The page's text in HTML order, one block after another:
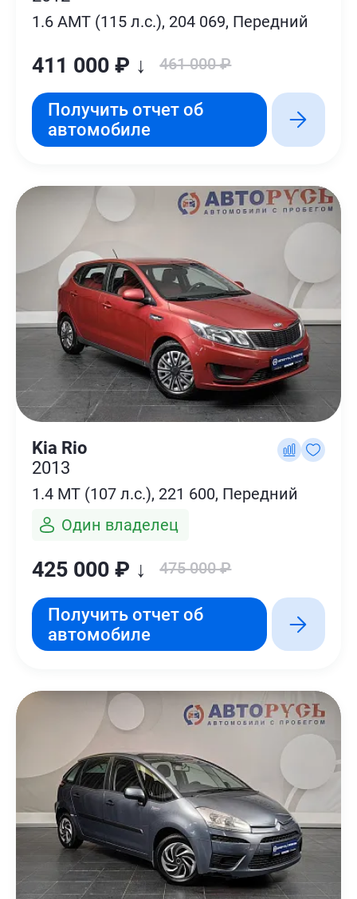
1.6 AMT (115 л.с.), 204 069, Передний
411 000 ₽ ↓ 461 000 ₽
Получить отчет об
автомобиле
Kia Rio
2013
1.4 MT (107 л.с.), 221 600, Передний
Один владелец
425 000 ₽ ↓ 475 000 ₽
Получить отчет об
автомобиле